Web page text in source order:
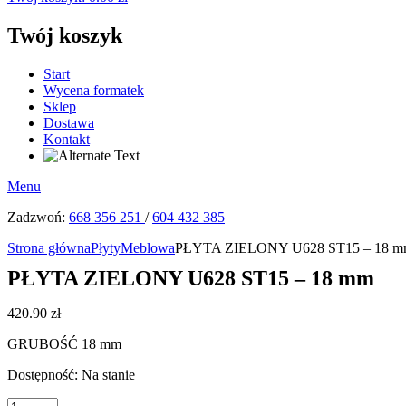
Twój koszyk
Start
Wycena formatek
Sklep
Dostawa
Kontakt
Menu
Zadzwoń: 668 356 251 /604 432 385
Strona głównaPłytyMeblowaPŁYTA ZIELONY U628 ST15 – 18
PŁYTA ZIELONY U628 ST15 – 18 mm
420.90 zł
GRUBOŚĆ 18 mm
Dostępność: Na stanie